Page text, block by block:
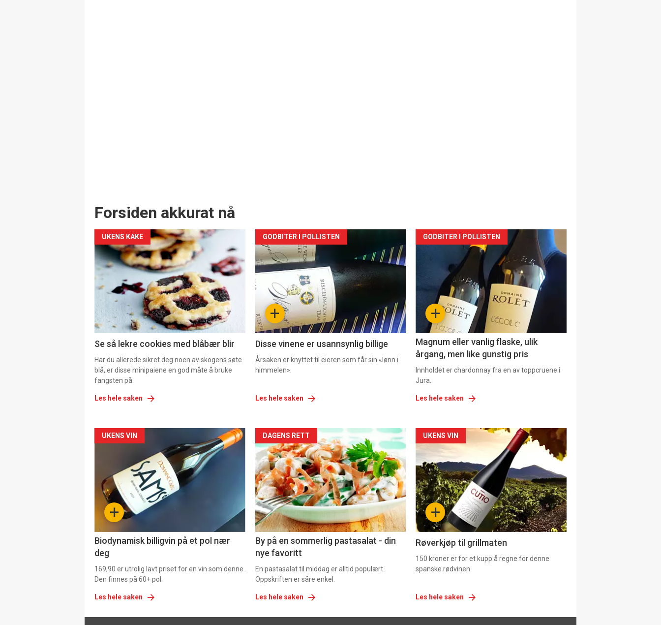
Forsiden akkurat nå
UKENS KAKE
Se så lekre cookies med blåbær blir
Har du allerede sikret deg noen av skogens søte
blå, er disse minipaiene en god måte å bruke
fangsten på.
Les hele saken
Forsiden
akkurat
nå
2 +
GODBITER I POLLISTEN
Disse vinene er usannsynlig billige
Årsaken er knyttet til eieren som får sin «lønn i
himmelen».
Les hele saken
Forsiden
akkurat
nå
+
GODBITER I POLLISTEN
Magnum eller vanlig flaske, ulik
årgang, men like gunstig pris
Innholdet er chardonnay fra en av toppcruene i
Jura.
Les hele saken
Forsiden
akkurat
nå
-
+
UKENS VIN
Biodynamisk billigvin på et pol nær
deg
169,90 er utrolig lavt priset for en vin som denne.
Den finnes på 60+ pol.
Les hele saken
Forsiden
akkurat
nå
-
5
DAGENS RETT
By på en sommerlig pastasalat - din
nye favoritt
En pastasalat til middag er alltid populært.
Oppskriften er såre enkel.
Les hele saken
Forsiden
akkurat
nå
-
6 +
UKENS VIN
Røverkjøp til grillmaten
150 kroner er for et kupp å regne for denne
spanske rødvinen.
Les hele saken